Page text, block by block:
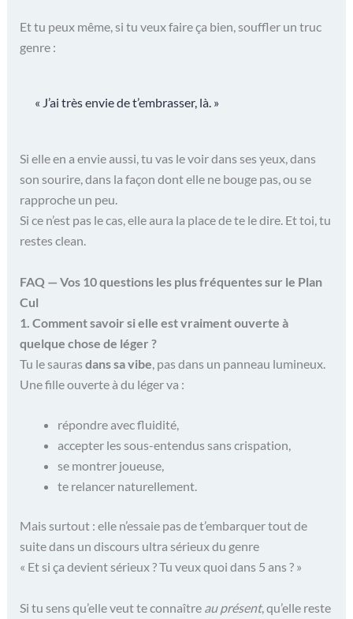
Et tu peux même, si tu veux faire ça bien, souffler un truc
genre :
« J’ai très envie de t’embrasser, là. »
Si elle en a envie aussi, tu vas le voir dans ses yeux, dans
son sourire, dans la façon dont elle ne bouge pas, ou se
rapproche un peu.
Si ce n’est pas le cas, elle aura la place de te le dire. Et toi, tu
restes clean.
FAQ — Vos 10 questions les plus fréquentes sur le Plan
Cul
1. Comment savoir si elle est vraiment ouverte à
quelque chose de léger ?
Tu le saurasdans sa vibe , pas dans un panneau lumineux.
Une fille ouverte à du léger va :
répondre avec fluidité,
accepter les sous-entendus sans crispation,
se montrer joueuse,
te relancer naturellement.
Mais surtout : elle n’essaie pas de t’embarquer tout de
suite dans un discours ultra sérieux du genre
« Et si ça devient sérieux ? Tu veux quoi dans 5 ans ? »
Si tu sens qu’elle veut te connaître au présent, qu’elle reste